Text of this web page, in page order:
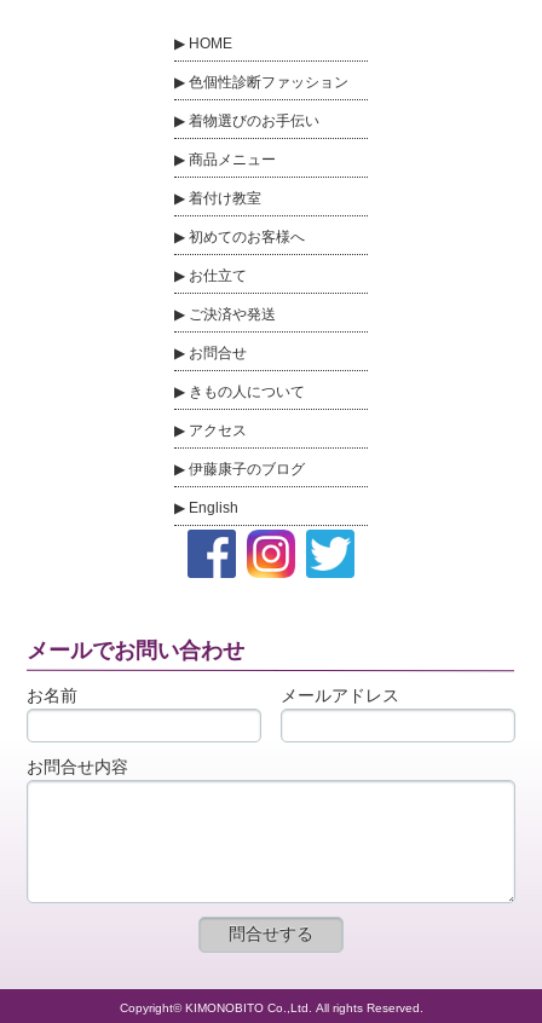
HOME
色個性診断ファッション
着物選びのお手伝い
商品メニュー
着付け教室
初めてのお客様へ
お仕立て
ご決済や発送
お問合せ
きもの人について
アクセス
伊藤康子のブログ
English
メールでお問い合わせ
お名前 メールアドレス
お問合せ内容
Copyright© KIMONOBITO Co.,Ltd. All rights Reserved.